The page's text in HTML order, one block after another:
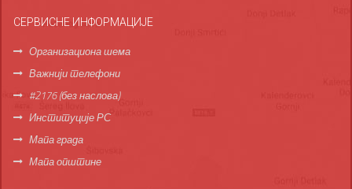
СЕРВИСНЕ ИНФОРМАЦИЈЕ
Организациона шема
Важнији телефони
#2176 (без наслова)
Институције РС
Мапа града
Мапа општине